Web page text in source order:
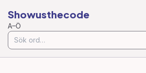
Showusthecode
A–Ö